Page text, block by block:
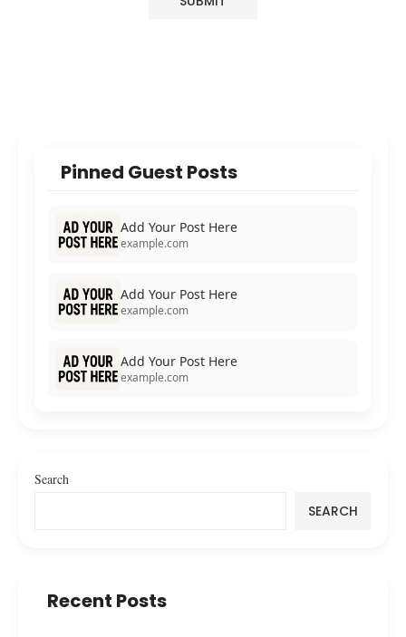
Pinned Guest Posts
Add Your Post Here
example.com
Add Your Post Here
example.com
Add Your Post Here
example.com
Search
SEARCH
Recent Posts